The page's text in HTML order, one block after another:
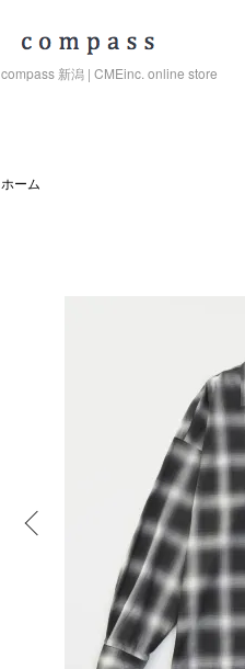
compass 新潟 | CMEinc. online store
ホーム